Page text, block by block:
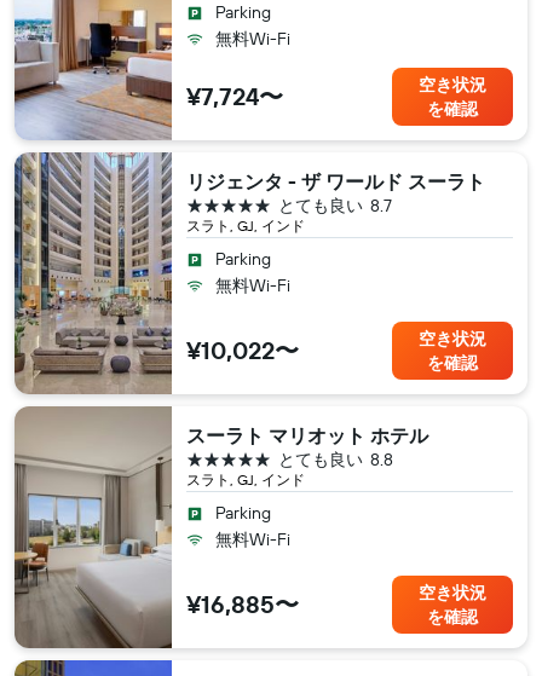
Parking
無料Wi-Fi
¥7,724〜
空き状況
を確認
リジェンタ - ザ ワールド スーラト
スラト, GJ, インド
8.7
とても良い
5つ星
Parking
無料Wi-Fi
¥10,022〜
空き状況
を確認
スーラト マリオット ホテル
スラト, GJ, インド
8.8
とても良い
5つ星
Parking
無料Wi-Fi
¥16,885〜
空き状況
を確認